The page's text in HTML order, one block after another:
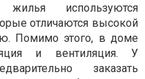
используются
отличаются высокой
Помимо этого, в доме
и вентиляция. У
заказать